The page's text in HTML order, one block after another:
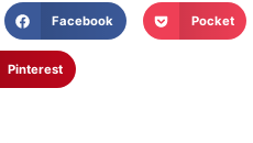
Facebook Pocket
Pinterest